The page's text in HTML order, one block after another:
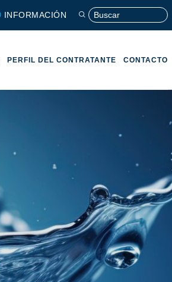
INFORMACIÓN
PERFIL DEL CONTRATANTE CONTACTO